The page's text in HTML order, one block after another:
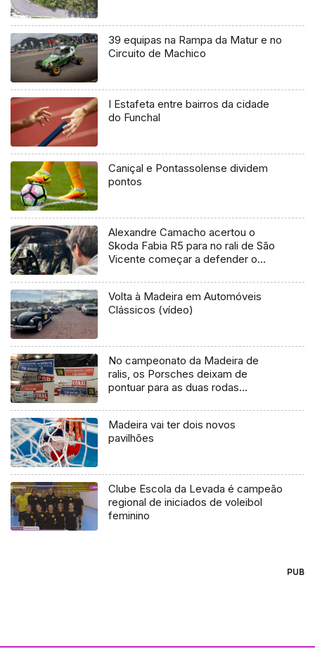
39 equipas na Rampa da Matur e no
Circuito de Machico
I Estafeta entre bairros da cidade
do Funchal
Caniçal e Pontassolense dividem
pontos
Alexandre Camacho acertou o
Skoda Fabia R5 para no rali de São
Vicente começar a defender o
Volta à Madeira em Automóveis
Clássicos (vídeo)
No campeonato da Madeira de
ralis, os Porsches deixam de
pontuar para as duas rodas
geral e na categoria RGT
Madeira vai ter dois novos
pavilhões
Clube Escola da Levada é campeão
regional de iniciados de voleibol
feminino
PUB